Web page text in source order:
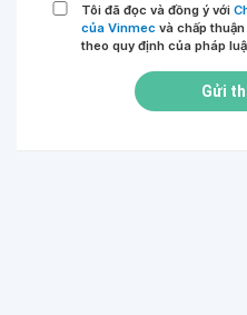
Tôi đã đọc và đồng ý với
của Vinmec và chấp
theo quy định của pháp
Gửi